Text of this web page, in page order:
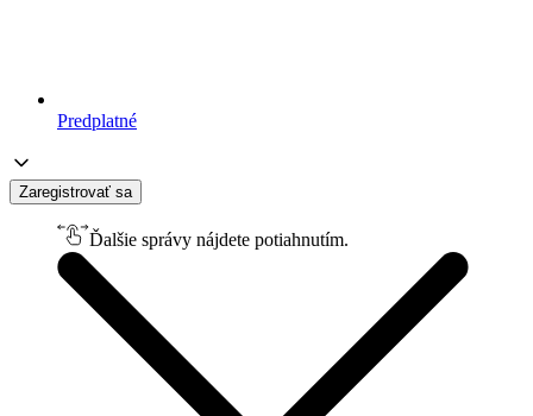
Predplatné
Zaregistrovať sa
Ďalšie správy nájdete potiahnutím.